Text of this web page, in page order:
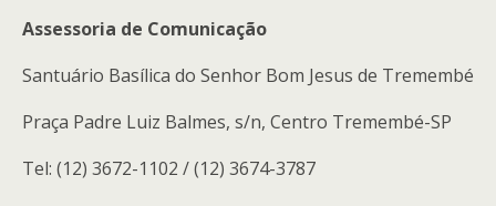
Assessoria de Comunicação
Santuário Basílica do Senhor Bom Jesus de Tremembé
Praça Padre Luiz Balmes, s/n, Centro Tremembé-SP
Tel: (12) 3672-1102 / (12) 3674-3787